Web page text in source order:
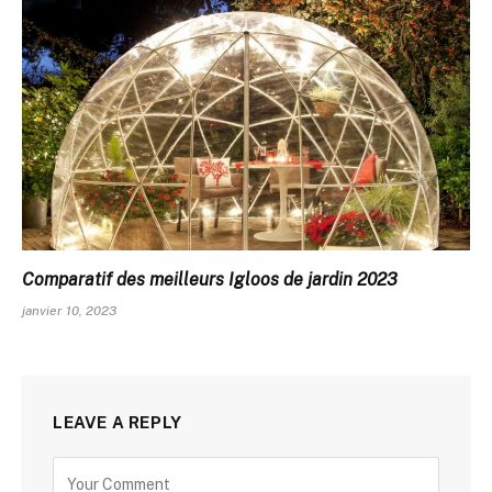
Comparatif des meilleurs Igloos de jardin 2023
janvier 10, 2023
LEAVE A REPLY